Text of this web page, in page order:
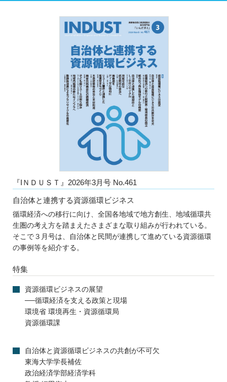
『IＮＤＵＳＴ』2026年3月号 No.461
自治体と連携する資源循環ビジネス
循環経済への移行に向け、全国各地域で地方創生、地域循環共
生圏の考え方を踏まえたさまざまな取り組みが行われている。
そこで３月号は、自治体と民間が連携して進めている資源循環
の事例等を紹介する。
特集
資源循環ビジネスの展望
──循環経済を支える政策と現場
環境省 環境再生・資源循環局
資源循環課
自治体と資源循環ビジネスの共創が不可欠
東海大学学長補佐
政治経済学部経済学科